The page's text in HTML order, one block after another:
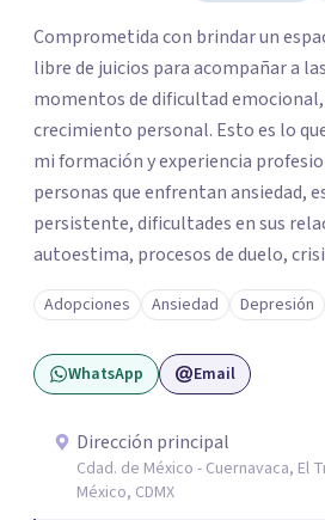
Comprometida con brindar un
libre de juicios para acompañar a
momentos de dificultad
crecimiento personal. Esto es lo que hago. A
mi formación y experiencia
personas que enfrentan ansiedad,
persistente, dificultades en sus
autoestima, procesos de duelo,
relacionados con la adaptación a
Mi enfoque se basa en la escucha
la historia de cada persona y el
desarrollar herramientas que
que buscar ayuda psicológica es un
autocuidado. Mi objetivo es
comprender mejor lo que estás
Adopciones Ansiedad Depresión
WhatsApp Email
Dirección principal
Cdad. de México - Cuernavaca, El
México, CDMX